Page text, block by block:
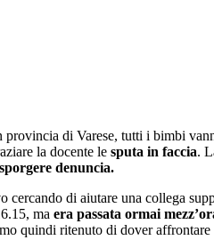
provincia di Varese, tutti i bimbi
la docente le sputa in faccia.
sporgere denuncia.
di aiutare una collega
ma era passata ormai
quindi ritenuto di dover